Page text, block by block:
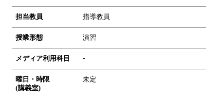
担当教員 指導教員
授業形態 演習
メディア利用科目 -
曜日・時限
(講義室)
未定